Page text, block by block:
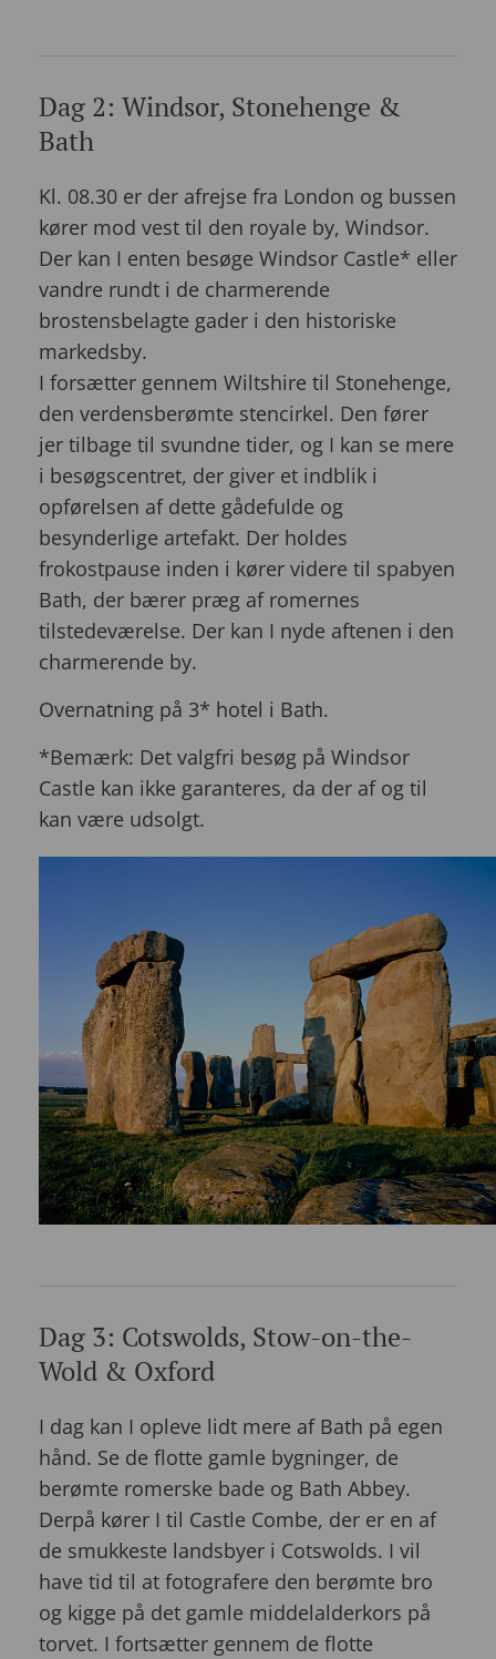
Dag 2: Windsor, Stonehenge &
Bath
Kl. 08.30 er der afrejse fra London og bussen
kører mod vest til den royale by, Windsor.
Der kan I enten besøge Windsor Castle* eller
vandre rundt i de charmerende
brostensbelagte gader i den historiske
markedsby.
I forsætter gennem Wiltshire til Stonehenge,
den verdensberømte stencirkel. Den fører
jer tilbage til svundne tider, og I kan se mere
i besøgscentret, der giver et indblik i
opførelsen af dette gådefulde og
besynderlige artefakt. Der holdes
frokostpause inden i kører videre til spabyen
Bath, der bærer præg af romernes
tilstedeværelse. Der kan I nyde aftenen i den
charmerende by.
Overnatning på 3* hotel i Bath.
*Bemærk: Det valgfri besøg på Windsor
Castle kan ikke garanteres, da der af og til
kan være udsolgt.
Dag 3: Cotswolds, Stow-on-the-
Wold & Oxford
I dag kan I opleve lidt mere af Bath på egen
hånd. Se de flotte gamle bygninger, de
berømte romerske bade og Bath Abbey.
Derpå kører I til Castle Combe, der er en af
de smukkeste landsbyer i Cotswolds. I vil
have tid til at fotografere den berømte bro
og kigge på det gamle middelalderkors på
torvet. I fortsætter gennem de flotte